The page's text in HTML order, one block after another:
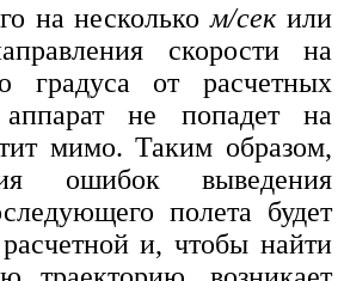
на нескольком/секили
скорости на
градуса от расчетных
не попадет на
мимо. Таким образом,
ошибок выведения
полета будет
расчетной и, чтобы найти